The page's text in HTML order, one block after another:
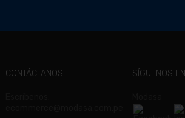
CONTÁCTANOS SÍGUENOS EN